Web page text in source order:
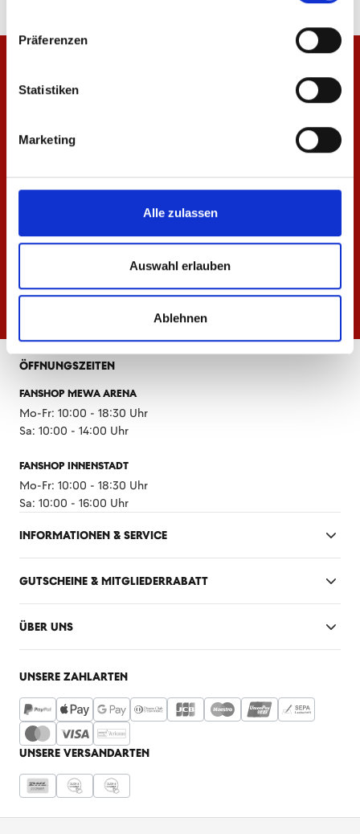
Präferenzen
Statistiken
Marketing
Alle zulassen
Auswahl erlauben
Ablehnen
ÖFFNUNGSZEITEN
FANSHOP MEWA ARENA
Mo-Fr: 10:00 - 18:30 Uhr
Sa: 10:00 - 14:00 Uhr
FANSHOP INNENSTADT
Mo-Fr: 10:00 - 18:30 Uhr
Sa: 10:00 - 16:00 Uhr
INFORMATIONEN & SERVICE
GUTSCHEINE & MITGLIEDERRABATT
ÜBER UNS
UNSERE ZAHLARTEN
UNSERE VERSANDARTEN